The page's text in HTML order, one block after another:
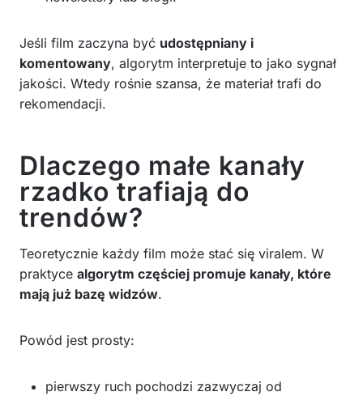
Jeśli film zaczyna być udostępniany i
komentowany, algorytm interpretuje to jako sygnał
jakości. Wtedy rośnie szansa, że materiał trafi do
rekomendacji.
Dlaczego małe kanały
rzadko trafiają do
trendów?
Teoretycznie każdy film może stać się viralem. W
praktyce algorytm częściej promuje kanały, które
mają już bazę widzów.
Powód jest prosty:
pierwszy ruch pochodzi zazwyczaj od